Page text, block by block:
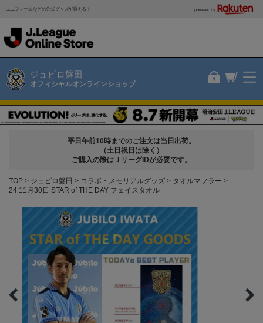
ユニフォームなどの公式グッズが買える！ powered by
ジュビロ磐田
オフィシャルオンラインショップ
平日午前10時までのご注文は当日出荷。
（土日祝日は除く）
ご購入の際はＪリーグIDが必要です。
TOP ジュビロ磐田 コラボ・メモリアルグッズ
タオルマフラー
24 11月30日 STAR of THE DAY フェイスタオル